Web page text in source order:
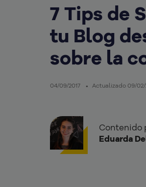
7 Tips de
tu Blog
sobre la
04/09/2017 Actualizado 09/02/
Contenido
Eduarda